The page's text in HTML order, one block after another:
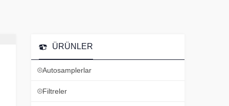
ÜRÜNLER
Autosamplerlar
Filtreler